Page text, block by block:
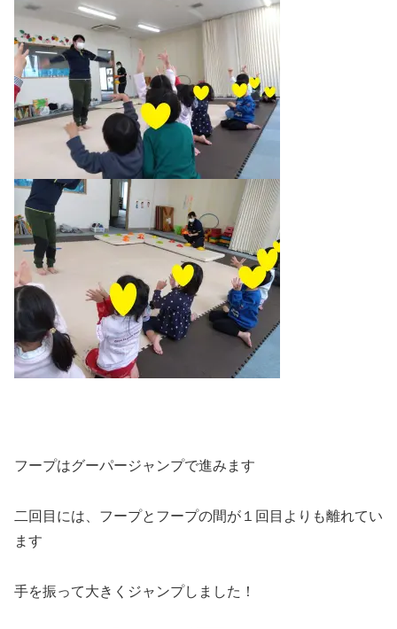
フープはグーパージャンプで進みます
二回目には、フープとフープの間が１回目よりも離れてい
ます
手を振って大きくジャンプしました！